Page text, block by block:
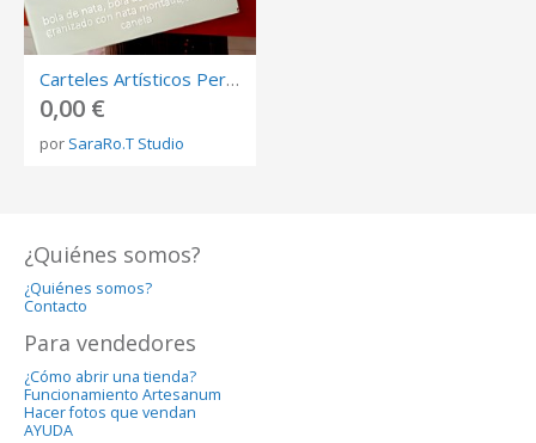
Carteles Artísticos Personalizados Hechos a Mano para Negocios y Hogar
0,00 €
por SaraRo.T Studio
¿Quiénes somos?
¿Quiénes somos?
Contacto
Para vendedores
¿Cómo abrir una tienda?
Funcionamiento Artesanum
Hacer fotos que vendan
AYUDA